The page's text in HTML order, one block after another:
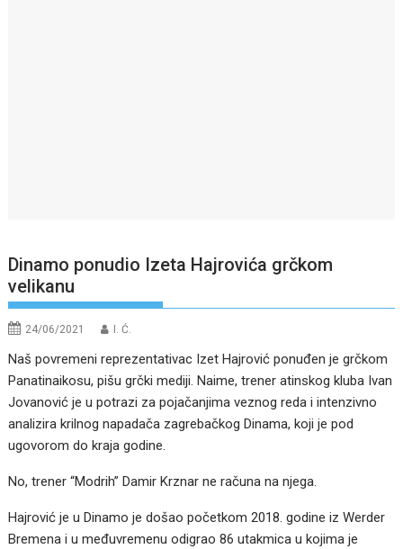
Dinamo ponudio Izeta Hajrovića grčkom
velikanu
24/06/2021 I. Ć.
Naš povremeni reprezentativac Izet Hajrović ponuđen je grčkom
Panatinaikosu, pišu grčki mediji. Naime, trener atinskog kluba Ivan
Jovanović je u potrazi za pojačanjima veznog reda i intenzivno
analizira krilnog napadača zagrebačkog Dinama, koji je pod
ugovorom do kraja godine.
No, trener “Modrih” Damir Krznar ne računa na njega.
Hajrović je u Dinamo je došao početkom 2018. godine iz Werder
Bremena i u međuvremenu odigrao 86 utakmica u kojima je